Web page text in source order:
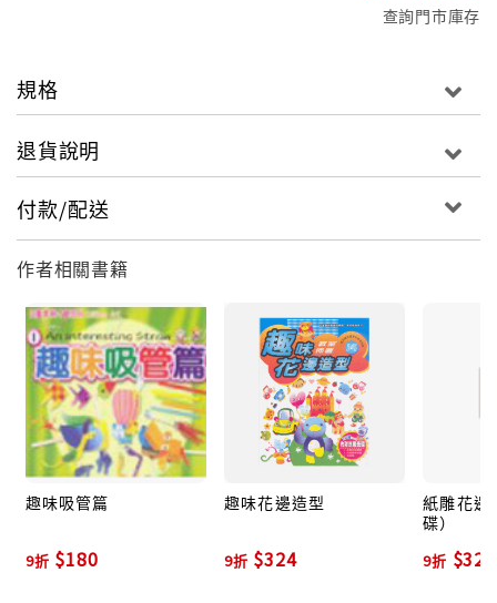
查詢門市庫存
規格
退貨說明
付款/配送
作者相關書籍
趣味吸管篇
9折 $180
趣味花邊造型
9折 $324
紙雕花邊
碟）
9折 $324